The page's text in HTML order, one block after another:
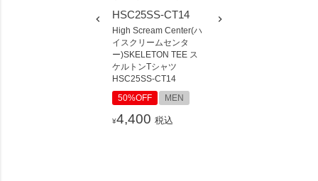
High Scream Center(ハ
イスクリームセンタ
ー)SKELETON TEE ス
ケルトンTシャツ
HSC25SS-CT14
50%OFF
MEN
¥4,400 税込